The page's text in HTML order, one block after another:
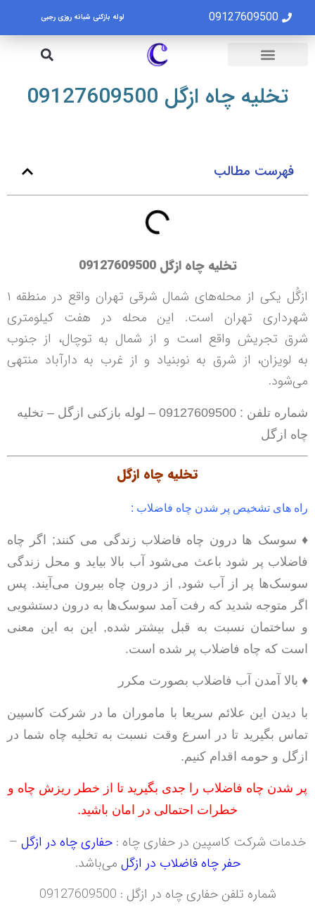
09127609500 لوله بازکنی شبانه روزی رجبی
تخلیه چاه ازگل 09127609500
فهرست مطالب
تخلیه چاه ازگل 09127609500
ازگُل یکی از محله‌های شمال شرقی تهران واقع در منطقه ۱
شهرداری تهران است. این محله در هفت کیلومتری
شرق تجریش واقع است و از شمال به توچال، از جنوب
به لویزان، از شرق به نوبنیاد و از غرب به دارآباد منتهی
می‌شود.
شماره تلفن : 09127609500 – لوله بازکنی ازگل – تخلیه
چاه ازگل
تخلیه چاه ازگل
راه های تشخیص پر شدن چاه فاضلاب :
♦ سوسک ها درون چاه فاضلاب زندگی می کنند; اگر چاه
فاضلاب پر شود باعث می‌شود آب بالا بیاید و محل زندگی
سوسک‌ها پر از آب شود, از درون چاه بیرون می‌آیند. پس
اگر متوجه شدید که رفت آمد سوسک‌ها به درون دستشویی
و ساختمان نسبت به قبل بیشتر شده, این به این معنی
است که چاه فاضلاب پر شده است.
♦ بالا آمدن آب فاضلاب بصورت مکرر
با دیدن این علائم سریعا با ماموران ما در شرکت کاسپین
تماس بگیرید تا در اسرع وقت نسبت به تخلیه چاه شما در
ازگل و حومه اقدام کنیم.
پر شدن چاه فاضلاب را جدی بگیرید تا از خطر ریزش چاه و
خطرات احتمالی در امان باشید.
خدمات شرکت کاسپین در حفاری چاه : حفاری چاه در ازگل –
حفر چاه فاضلاب در ازگل می‌باشد.
شماره تلفن حفاری چاه در ازگل : 09127609500